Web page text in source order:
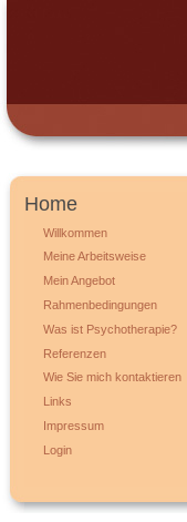
Home
Willkommen
Meine Arbeitsweise
Mein Angebot
Rahmenbedingungen
Was ist Psychotherapie?
Referenzen
Wie Sie mich kontaktieren
Links
Impressum
Login